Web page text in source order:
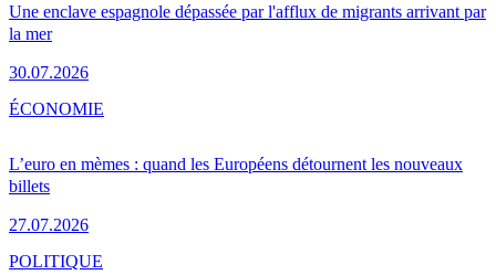
Une enclave espagnole dépassée par l'afflux de migrants arrivant par
la mer
30.07.2026
L’euro en mèmes : quand les Européens détournent les nouveaux
billets
27.07.2026
ÉCONOMIE
POLITIQUE